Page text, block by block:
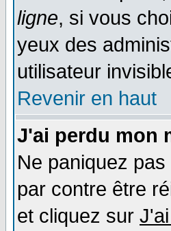
ligne, si vous
yeux des
utilisateur
Revenir en haut
J'ai perdu mon
Ne paniquez
par contre être
et cliquez sur